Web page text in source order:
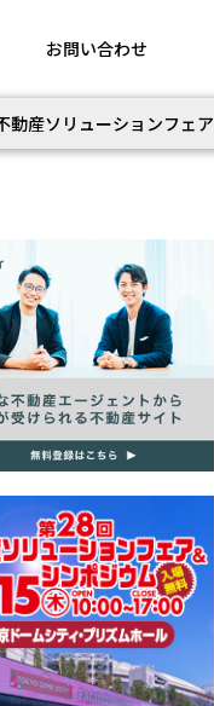
お問い合わせ
動産ソリューションフェア